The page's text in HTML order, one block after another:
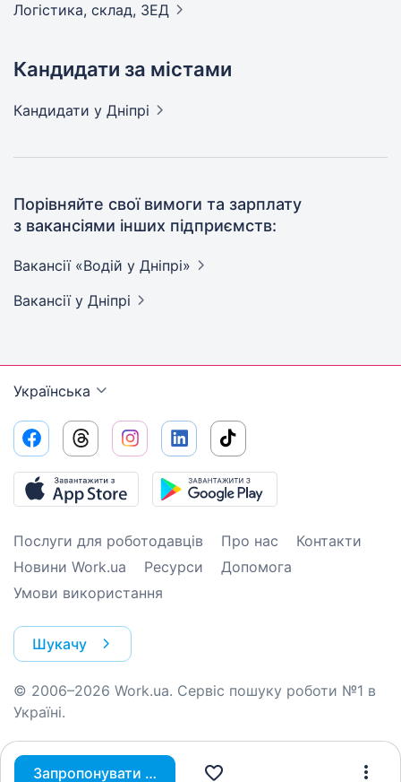
Запропонувати вакансію
Логістика, склад, ЗЕД
Кандидати за містами
Кандидати у Дніпрі
Порівняйте свої вимоги та зарплату
з вакансіями інших підприємств:
Вакансії «Водій у Дніпрі»
Вакансії у Дніпрі
Українська
Послуги для роботодавців Про нас
Контакти
Новини Work.ua
Ресурси
Допомога
Умови використання
Шукачу
© 2006–2026 Work.ua. Сервіс пошуку роботи №1 в
Україні.